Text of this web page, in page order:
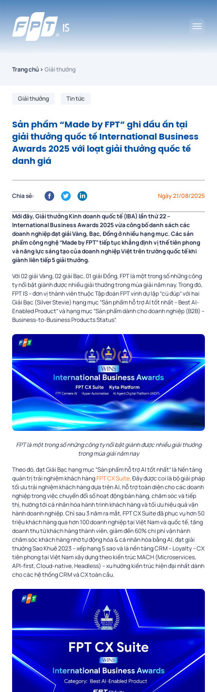
Trang chủ › Giải thưởng
Giải thưởng Tin tức
Sản phẩm “Made by FPT” ghi dấu ấn tại
giải thưởng quốc tế International Business
Awards 2025 với loạt giải thưởng quốc tế
danh giá
Ngày 21/08/2025
Chia sẻ:
Mới đây, Giải thưởng Kinh doanh quốc tế (IBA) lần thứ 22 –
International Business Awards 2025 vừa công bố danh sách các
doanh nghiệp đạt giải Vàng, Bạc, Đồng ở nhiều hạng mục. Các sản
phẩm công nghệ “Made by FPT” tiếp tục khẳng định vị thế tiên phong
và năng lực sáng tạo của doanh nghiệp Việt trên trường quốc tế khi
giành liên tiếp 5 giải thưởng.
Với 02 giải Vàng, 02 giải Bạc, 01 giải Đồng, FPT là một trong số những công
ty nổi bật giành được nhiều giải thưởng trong mùa giải năm nay. Trong đó,
FPT IS – đơn vị thành viên thuộc Tập đoàn FPT vinh dự lập “cú đúp” với hai
Giải Bạc (Silver Stevie) hạng mục “Sản phẩm hỗ trợ AI tốt nhất – Best AI-
Enabled Product” và hạng mục “Sản phẩm dành cho doanh nghiệp (B2B) –
Business-to-Business Products Status”.
FPT là một trong số những công ty nổi bật giành được nhiều giải thưởng
trong mùa giải năm nay
Theo đó, đạt Giải Bạc hạng mục “Sản phẩm hỗ trợ AI tốt nhất” là Nền tảng
quản trị trải nghiệm khách hàngFPT CX Suite. Đây được coi là bộ giải pháp
tối ưu trải nghiệm khách hàng dựa trên AI, hỗ trợ toàn diện cho các doanh
nghiệp trong việc chuyển đổi số hoạt động bán hàng, chăm sóc và tiếp
thị, hướng tới cá nhân hóa hành trình khách hàng và tối ưu hiệu quả vận
hành doanh nghiệp. Chỉ sau 3 năm ra mắt, FPT CX Suite đã phục vụ hơn 50
triệu khách hàng qua hơn 100 doanh nghiệp tại Việt Nam và quốc tế, tăng
doanh thu từ khách hàng thành viên, giảm đến 60% chi phí vận hành
chăm sóc khách hàng nhờ tự động hóa & cá nhân hóa bằng AI, đạt giải
thưởng Sao Khuê 2023 – xếp hạng 5 sao và là nền tảng CRM – Loyalty – CX
tiên phong tại Việt Nam xây dựng theo kiến trúc MACH (Microservices,
API-first, Cloud-native, Headless) – xu hướng kiến trúc hiện đại nhất dành
cho các hệ thống CRM và CX toàn cầu.